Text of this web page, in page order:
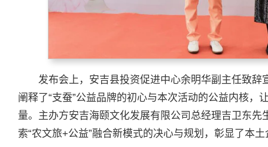
发布会上，安吉县投资促进中心余明华副主任致
阐释了“支蚕”公益品牌的初心与本次活动的公益内核，
量。主办方安吉海颐文化发展有限公司总经理吉卫东
索“农文旅+公益”融合新模式的决心与规划，彰显了本